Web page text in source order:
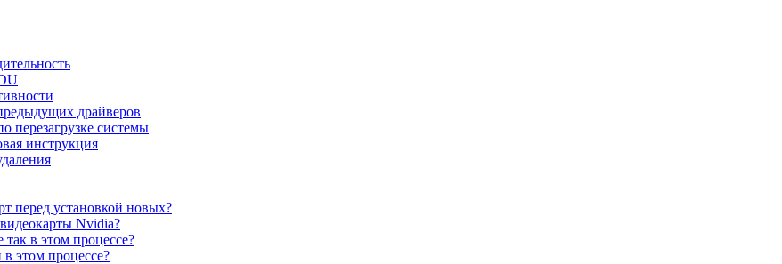
драйверов
перезагрузке системы
инструкция
перед установкой новых?
Nvidia?
в этом процессе?
этом процессе?